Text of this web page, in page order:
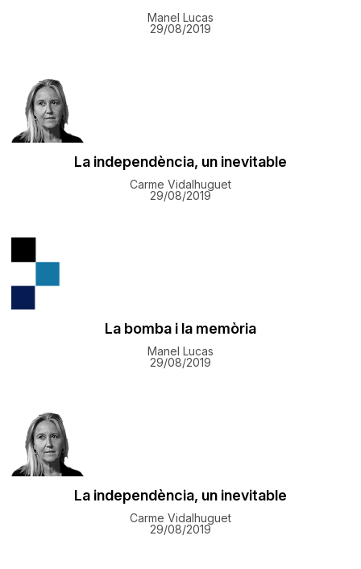
Manel Lucas
29/08/2019
La independència, un inevitable
Carme Vidalhuguet
29/08/2019
La bomba i la memòria
Manel Lucas
29/08/2019
La independència, un inevitable
Carme Vidalhuguet
29/08/2019